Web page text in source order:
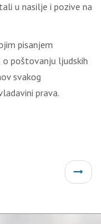
u nasilje i pozive na
pisanjem
o poštovanju ljudskih
svakog
prava.